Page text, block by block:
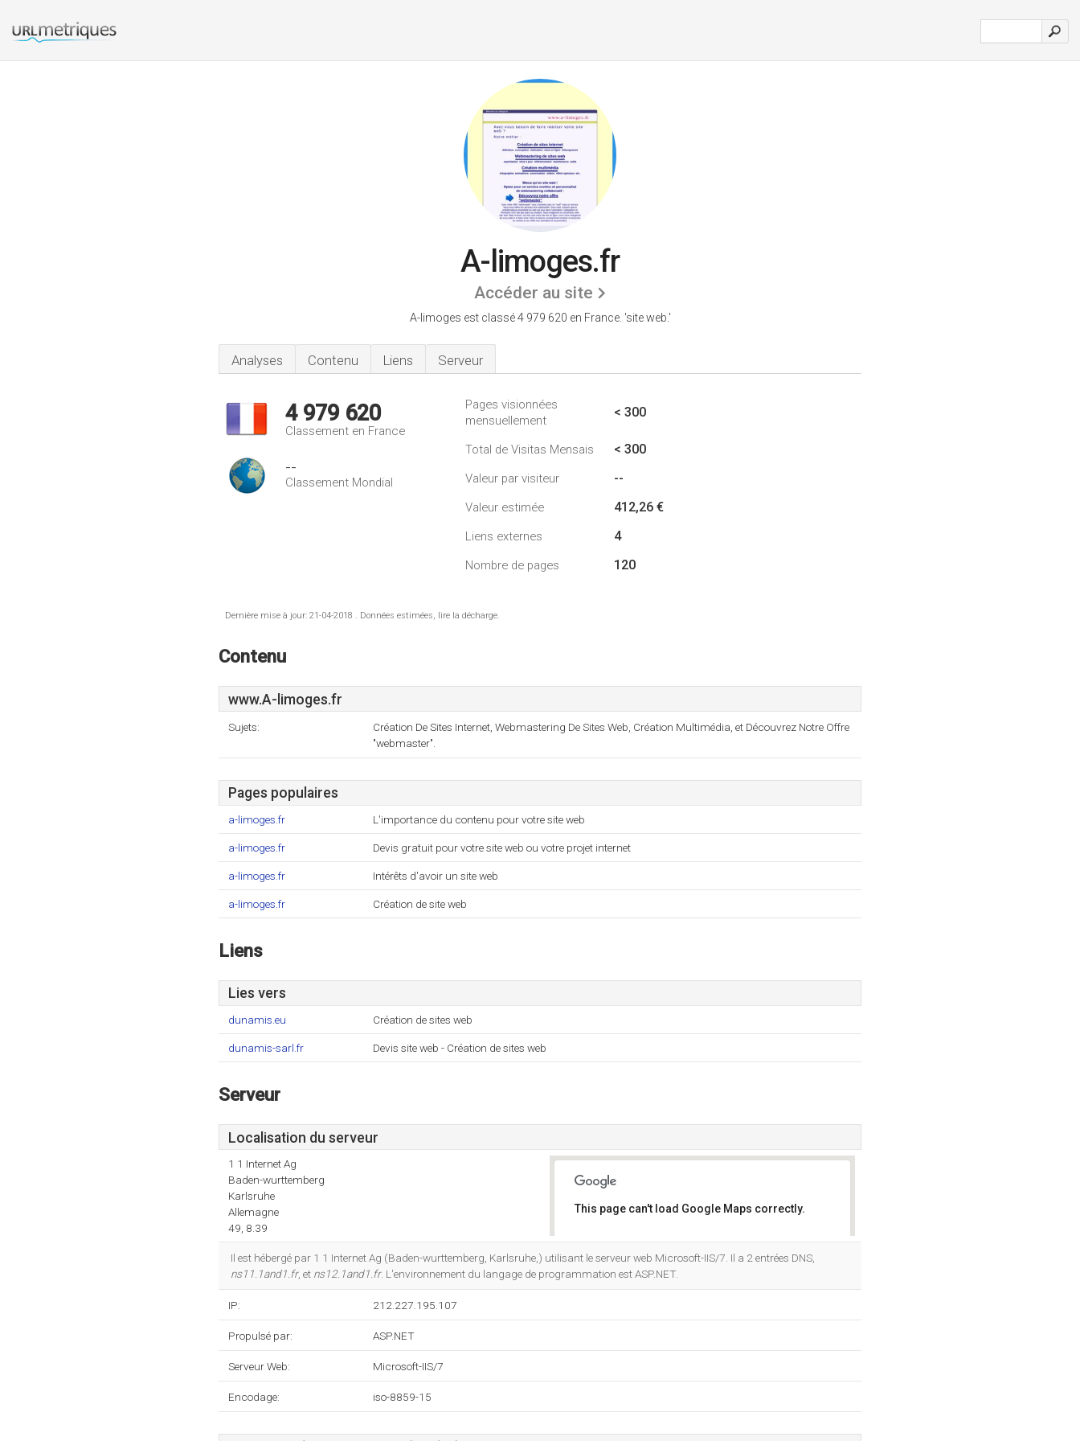
A-limoges.fr
Accéder au site
A-limoges est classé 4 979 620 en France. 'site web.'
Analyses Contenu Liens Serveur
4 979 620
Classement en France
--
Classement Mondial
Pages visionnées
mensuellement
< 300
Total de Visitas Mensais < 300
Valeur par visiteur --
Valeur estimée 412,26 €
Liens externes 4
Nombre de pages 120
Dernière mise à jour: 21-04-2018 . Données estimées, lire la décharge.
Contenu
www.A-limoges.fr
Sujets:
Création De Sites Internet, Webmastering De Sites Web, Création Multimédia, et Découvrez Notre Offre
"webmaster".
Pages populaires
a-limoges.fr L'importance du contenu pour votre site web
a-limoges.fr Devis gratuit pour votre site web ou votre projet internet
a-limoges.fr Intérêts d'avoir un site web
a-limoges.fr Création de site web
Liens
Lies vers
dunamis.eu Création de sites web
dunamis-sarl.fr Devis site web - Création de sites web
Serveur
Localisation du serveur
1 1 Internet Ag
Baden-wurttemberg
Karlsruhe
Allemagne
49, 8.39
This page can't load Google Maps correctly.
Il est hébergé par 1 1 Internet Ag (Baden-wurttemberg, Karlsruhe,) utilisant le serveur web Microsoft-IIS/7. Il a 2 entrées DNS,
ns11.1and1.fr, et ns12.1and1.fr. L'environnement du langage de programmation est ASP.NET.
IP: 212.227.195.107
Propulsé par: ASP.NET
Serveur Web: Microsoft-IIS/7
Encodage: iso-8859-15